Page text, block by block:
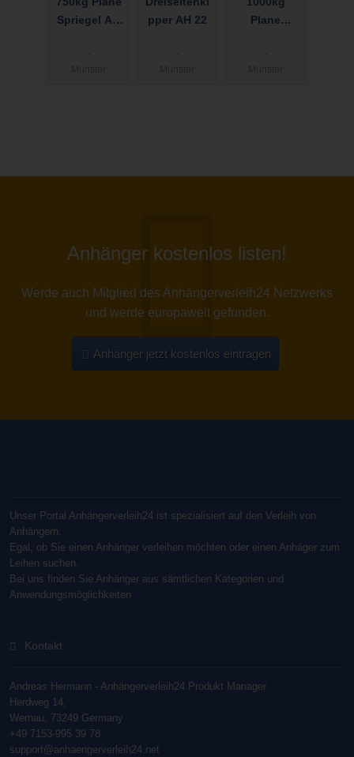
Spriegel AH
.
pper AH 22
.
Plane
2.
Anhänger kostenlos listen!
Werde auch Mitglied des Anhängerverleih24 Netzwerks
und werde europaweit gefunden.
Anhänger jetzt kostenlos eintragen
Unser Portal Anhängerverleih24 ist spezialisiert auf den Verleih von
Anhängern.
Egal, ob Sie einen Anhänger verleihen möchten oder einen Anhäger zum
Leihen suchen.
Bei uns finden Sie Anhänger aus sämtlichen Kategorien und
Anwendungsmöglichkeiten
Kontakt
Andreas Hermann - Anhängerverleih24 Produkt Manager
Herdweg 14,
Wernau, 73249 Germany
+49 7153-995 39 78
support@anhaengerverleih24.net